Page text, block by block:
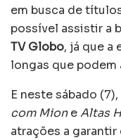
em busca de
possível assistir a
TV Globo, já que a
longas que podem
E neste sábado
com MioneAltas
atrações a